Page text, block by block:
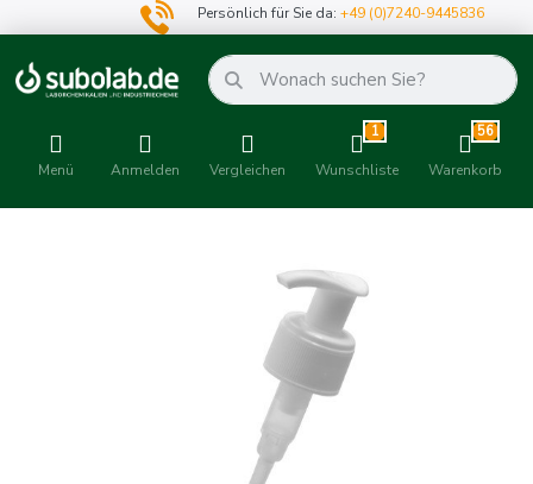
Persönlich für Sie da:+49 (0)7240-9445836
Menü Anmelden Vergleichen
1
Wunschliste
56
Warenkorb